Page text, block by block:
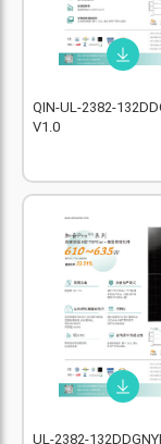
QIN-UL-2382-
V1.0
UL-2382-